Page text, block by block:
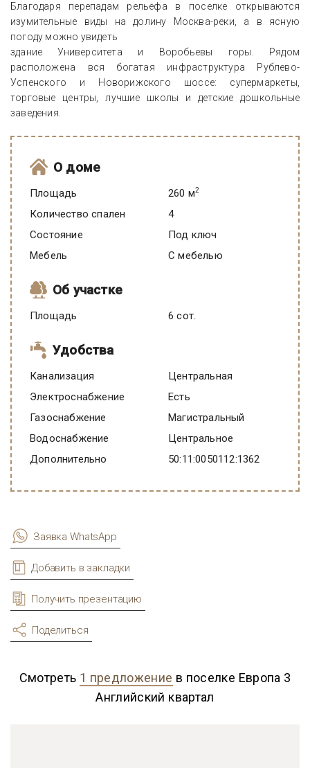
Благодаря перепадам рельефа в поселке открываются
изумительные виды на долину Москва-реки, а в ясную
погоду можно увидеть
здание Университета и Воробьевы горы. Рядом
расположена вся богатая инфраструктура Рублево-
Успенского и Новорижского шоссе: супермаркеты,
торговые центры, лучшие школы и детские дошкольные
заведения.
О доме
Площадь 260 м2
Количество спален
4
Состояние
под ключ
Мебель
C мебелью
Об участке
Площадь 6 сот.
Удобства
Канализация
Центральная
Электроснабжение
есть
Газоснабжение
Магистральный
Водоснабжение
Центральное
Дополнительно
50:11:0050112:1362
Заявка WhatsApp
Добавить в закладки
Получить презентацию
Поделиться
Смотреть 1 предложение в поселке Европа 3
Английский квартал